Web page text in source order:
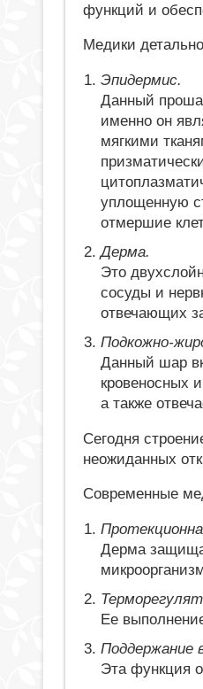
функций и
Медики
Эпидермис.
Данный
именно он
мягкими
уплощенную
отмершие
Дерма.
Это
сосуды и
отвечающих
Подкожно-
Данный шар
кровеносных
а также
Сегодня
неожиданных
Современные
Дерма
Ее
Поддержание
Эта функция